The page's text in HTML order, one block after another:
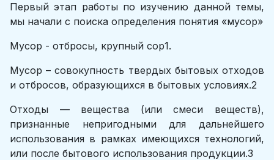
Первый этап работы по изучению данной темы,
мы начали с поиска определения понятия «мусор»
Мусор - отбросы, крупный сор1.
Мусор – совокупность твердых бытовых отходов
и отбросов, образующихся в бытовых условиях.2
Отходы — вещества (или смеси веществ),
признанные непригодными для дальнейшего
использования в рамках имеющихся технологий,
или после бытового использования продукции.3